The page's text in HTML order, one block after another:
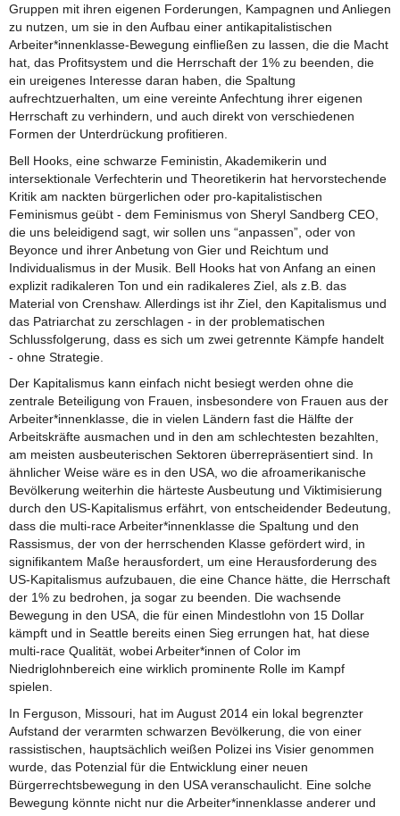
Gruppen mit ihren eigenen Forderungen, Kampagnen und Anliegen
zu nutzen, um sie in den Aufbau einer antikapitalistischen
Arbeiter*innenklasse-Bewegung einfließen zu lassen, die die Macht
hat, das Profitsystem und die Herrschaft der 1% zu beenden, die
ein ureigenes Interesse daran haben, die Spaltung
aufrechtzuerhalten, um eine vereinte Anfechtung ihrer eigenen
Herrschaft zu verhindern, und auch direkt von verschiedenen
Formen der Unterdrückung profitieren.
Bell Hooks, eine schwarze Feministin, Akademikerin und
intersektionale Verfechterin und Theoretikerin hat hervorstechende
Kritik am nackten bürgerlichen oder pro-kapitalistischen
Feminismus geübt - dem Feminismus von Sheryl Sandberg CEO,
die uns beleidigend sagt, wir sollen uns “anpassen”, oder von
Beyonce und ihrer Anbetung von Gier und Reichtum und
Individualismus in der Musik. Bell Hooks hat von Anfang an einen
explizit radikaleren Ton und ein radikaleres Ziel, als z.B. das
Material von Crenshaw. Allerdings ist ihr Ziel, den Kapitalismus und
das Patriarchat zu zerschlagen - in der problematischen
Schlussfolgerung, dass es sich um zwei getrennte Kämpfe handelt
- ohne Strategie.
Der Kapitalismus kann einfach nicht besiegt werden ohne die
zentrale Beteiligung von Frauen, insbesondere von Frauen aus der
Arbeiter*innenklasse, die in vielen Ländern fast die Hälfte der
Arbeitskräfte ausmachen und in den am schlechtesten bezahlten,
am meisten ausbeuterischen Sektoren überrepräsentiert sind. In
ähnlicher Weise wäre es in den USA, wo die afroamerikanische
Bevölkerung weiterhin die härteste Ausbeutung und Viktimisierung
durch den US-Kapitalismus erfährt, von entscheidender Bedeutung,
dass die multi-race Arbeiter*innenklasse die Spaltung und den
Rassismus, der von der herrschenden Klasse gefördert wird, in
signifikantem Maße herausfordert, um eine Herausforderung des
US-Kapitalismus aufzubauen, die eine Chance hätte, die Herrschaft
der 1% zu bedrohen, ja sogar zu beenden. Die wachsende
Bewegung in den USA, die für einen Mindestlohn von 15 Dollar
kämpft und in Seattle bereits einen Sieg errungen hat, hat diese
multi-race Qualität, wobei Arbeiter*innen of Color im
Niedriglohnbereich eine wirklich prominente Rolle im Kampf
spielen.
In Ferguson, Missouri, hat im August 2014 ein lokal begrenzter
Aufstand der verarmten schwarzen Bevölkerung, die von einer
rassistischen, hauptsächlich weißen Polizei ins Visier genommen
wurde, das Potenzial für die Entwicklung einer neuen
Bürgerrechtsbewegung in den USA veranschaulicht. Eine solche
Bewegung könnte nicht nur die Arbeiter*innenklasse anderer und